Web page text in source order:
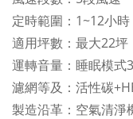
定時範圍：1~12小時
適用坪數：最大22坪
運轉音量：睡眠模式
濾網等及：活性碳
製造沿革：空氣清淨